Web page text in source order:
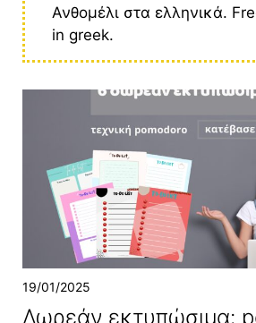
Ανθομέλι στα ελληνικά.
in greek.
19/01/2025
Δωρεάν εκτυπώσιμα: